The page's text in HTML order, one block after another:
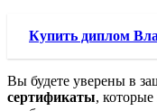
Купить диплом
Вы будете уверены в
сертификаты,